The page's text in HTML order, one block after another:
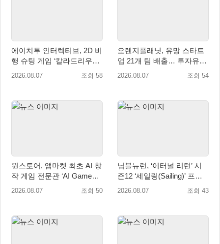
에이치투 인터렉티브, 2D 비
행 슈팅 게임 ‘칼라드리우스
2/다크 엘레멘트’ 올 겨울 전
2026.08.07 조회 58
오렌지플래닛, 유망 스타트
업 21개 팀 배출… 투자유치∙
매출성장 성과 눈길
2026.08.07 조회 54
원스토어, 앱마켓 최초 AI 창
작 게임 전문관 ‘AI Games’
오픈
2026.08.07 조회 50
님블뉴런, ‘이터널 리턴’ 시
즌12 ‘세일링(Sailing)’ 프리
시즌 시작
2026.08.07 조회 43